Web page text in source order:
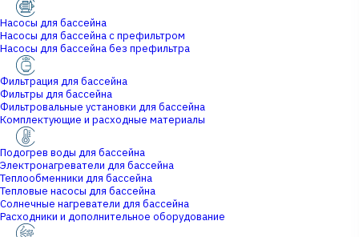
Насосы для бассейна
Насосы для бассейна с префильтром
Насосы для бассейна без префильтра
Фильтрация для бассейна
Фильтры для бассейна
Фильтровальные установки для бассейна
Комплектующие и расходные материалы
Подогрев воды для бассейна
Электронагреватели для бассейна
Теплообменники для бассейна
Тепловые насосы для бассейна
Солнечные нагреватели для бассейна
Расходники и дополнительное оборудование